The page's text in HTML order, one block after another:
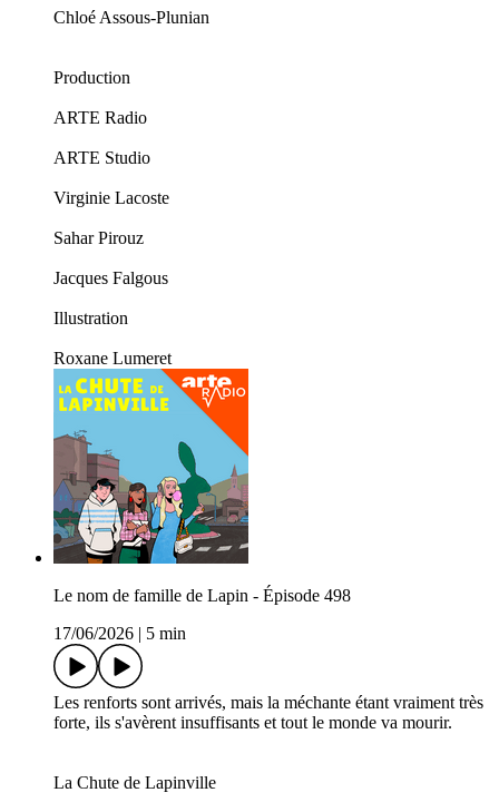
Chloé Assous-Plunian
Production
ARTE Radio
ARTE Studio
Virginie Lacoste
Sahar Pirouz
Jacques Falgous
Illustration
Roxane Lumeret
Le nom de famille de Lapin - Épisode 498
17/06/2026
5 min
Les renforts sont arrivés, mais la méchante étant vraiment très
forte, ils s'avèrent insuffisants et tout le monde va mourir.
La Chute de Lapinville